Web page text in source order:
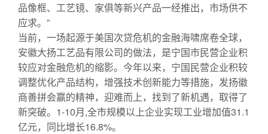
品像框、工艺镜、家俱等新兴产品一经推出，市场供不
应求。”
当前，一场起源于美国次贷危机的金融海啸席卷全球，
安徽大扬工艺品有限公司的做法，是宁国市民营企业积
较应对金融危机的缩影。今年以来，宁国民营企业积较
调整优化产品结构，增强技术创新能力等措施，发扬徽
商善拼会赢的精神，迎难而上，找到了新机遇，取得了
新突破。1-10月,全市规模以上企业实现工业增加值31.1
亿元，同比增长16.8%。